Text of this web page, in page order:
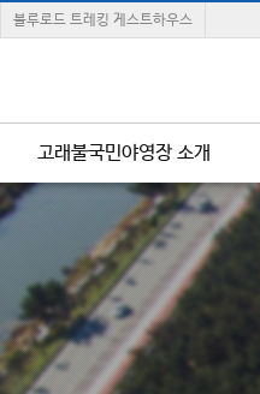
블루로드 트레킹 게스트하우스
고래불국민야영장 소개